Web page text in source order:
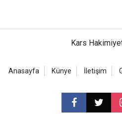
Kars
Anasayfa Künye İletişim